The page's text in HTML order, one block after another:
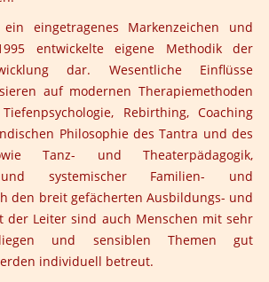
eingetragenes Markenzeichen und
entwickelte eigene Methodik der
dar. Wesentliche Einflüsse
auf modernen Therapiemethoden
Rebirthing, Coaching
Philosophie desTantra und des
Tanz- und Theaterpädagogik,
und systemischer Familien- und
den breit gefächerten Ausbildungs- und
der Leiter sind auch Menschen mit sehr
und sensiblen Themen gut
individuell betreut.